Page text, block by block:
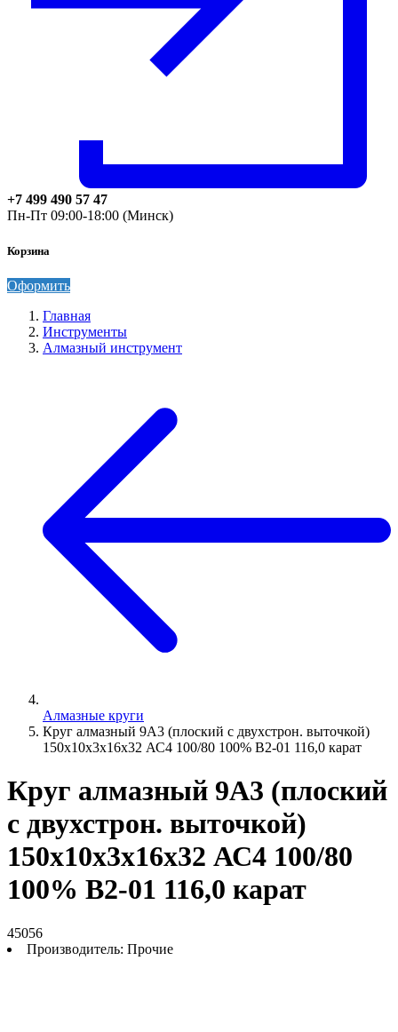
+7 499 490 57 47
Пн-Пт 09:00-18:00 (Минск)
Корзина
Оформить
Главная
Инструменты
Алмазный инструмент
Алмазные круги
Круг алмазный 9А3 (плоский с двухстрон. выточкой)
150х10х3х16х32 АС4 100/80 100% В2-01 116,0 карат
Круг алмазный 9А3 (плоский
с двухстрон. выточкой)
150х10х3х16х32 АС4 100/80
100% В2-01 116,0 карат
45056
Производитель: Прочие